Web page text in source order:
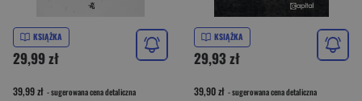
KSIĄŻKA
29,99 zł
39,99 zł - sugerowana cena detaliczna
KSIĄŻKA
29,93 zł
39,90 zł - sugerowana cena detaliczna